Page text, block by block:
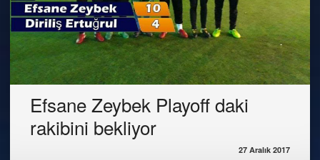
Efsane Zeybek Playoff daki
rakibini bekliyor
27 Aralık 2017